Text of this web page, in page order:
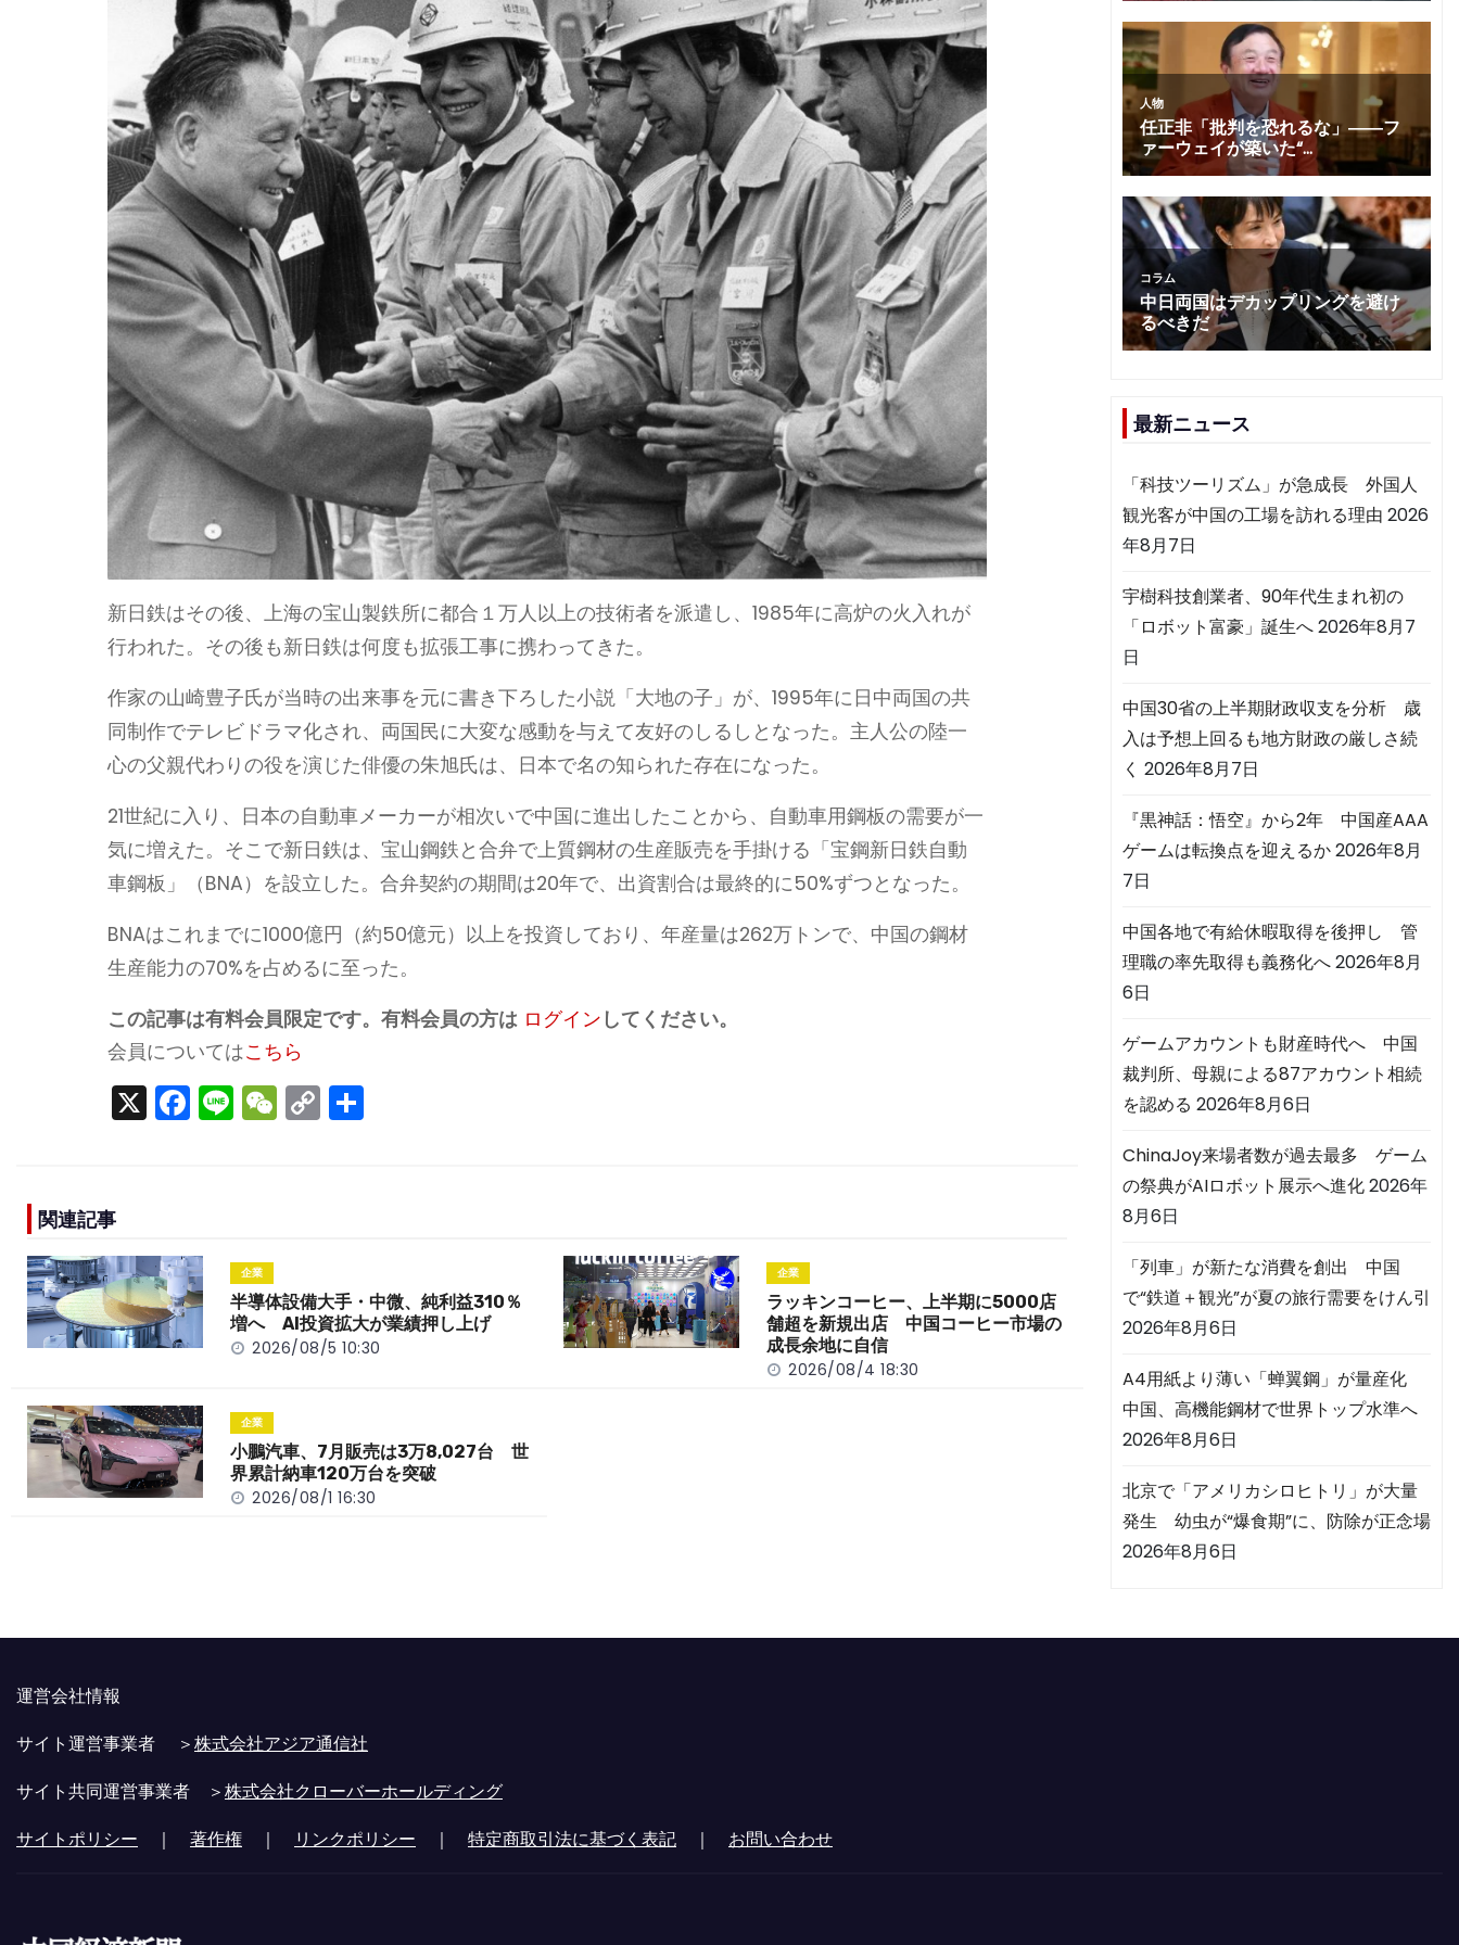
新日鉄はその後、上海の宝山製鉄所に都合１万人以上の技術者を派遣し、1985年に高炉の火入れが
行われた。その後も新日鉄は何度も拡張工事に携わってきた。
作家の山崎豊子氏が当時の出来事を元に書き下ろした小説「大地の子」が、1995年に日中両国の共
同制作でテレビドラマ化され、両国民に大変な感動を与えて友好のしるしとなった。主人公の陸一
心の父親代わりの役を演じた俳優の朱旭氏は、日本で名の知られた存在になった。
21世紀に入り、日本の自動車メーカーが相次いで中国に進出したことから、自動車用鋼板の需要が一
気に増えた。そこで新日鉄は、宝山鋼鉄と合弁で上質鋼材の生産販売を手掛ける「宝鋼新日鉄自動
車鋼板」（BNA）を設立した。合弁契約の期間は20年で、出資割合は最終的に50%ずつとなった。
BNAはこれまでに1000億円（約50億元）以上を投資しており、年産量は262万トンで、中国の鋼材
生産能力の70%を占めるに至った。
この記事は有料会員限定です。有料会員の方は ログイン してください。
会員についてはこちら
X F
a
o
o
k
Li
n
W
e
C
o
k
関連記事
企業
半導体設備大手・中微、純利益310％
増へ AI投資拡大が業績押し上げ
2026/08/5 10:30
企業
ラッキンコーヒー、上半期に5000店
舗超を新規出店 中国コーヒー市場の
成長余地に自信
2026/08/4 18:30
企業
小鵬汽車、7月販売は3万8,027台 世
界累計納車120万台を突破
2026/08/1 16:30
最新ニュース
「科技ツーリズム」が急成長 外国人
観光客が中国の工場を訪れる理由 2026
年8月7日
宇樹科技創業者、90年代生まれ初の
「ロボット富豪」誕生へ2026年8月7
日
中国30省の上半期財政収支を分析 歳
入は予想上回るも地方財政の厳しさ続
く 2026年8月7日
『黒神話：悟空』から2年 中国産AAA
ゲームは転換点を迎えるか2026年8月
7日
中国各地で有給休暇取得を後押し 管
理職の率先取得も義務化へ2026年8月
6日
ゲームアカウントも財産時代へ 中国
裁判所、母親による87アカウント相続
を認める 2026年8月6日
ChinaJoy来場者数が過去最多 ゲーム
の祭典がAIロボット展示へ進化2026年
8月6日
「列車」が新たな消費を創出 中国
で“鉄道＋観光”が夏の旅行需要をけん引
2026年8月6日
A4用紙より薄い「蝉翼鋼」が量産化
中国、高機能鋼材で世界トップ水準へ
2026年8月6日
北京で「アメリカシロヒトリ」が大量
発生 幼虫が“爆食期”に、防除が正念場
2026年8月6日
運営会社情報
サイト運営事業者 ＞株式会社アジア通信社
サイト共同運営事業者 ＞株式会社クローバーホールディング
サイトポリシー ｜ 著作権 ｜ リンクポリシー ｜ 特定商取引法に基づく表記 ｜ お問い合わせ